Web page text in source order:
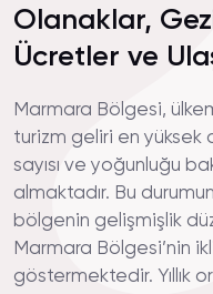
Olanaklar,
Ücretler ve
Marmara Bölgesi,
turizm geliri en yüksek
sayısı ve yoğunluğu
almaktadır. Bu
bölgenin gelişmişlik
Marmara Bölgesi’nin
göstermektedir. Yıllık